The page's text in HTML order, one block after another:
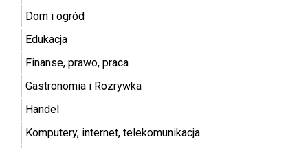
Dom i ogród
Edukacja
Finanse, prawo, praca
Gastronomia i Rozrywka
Handel
Komputery, internet, telekomunikacja